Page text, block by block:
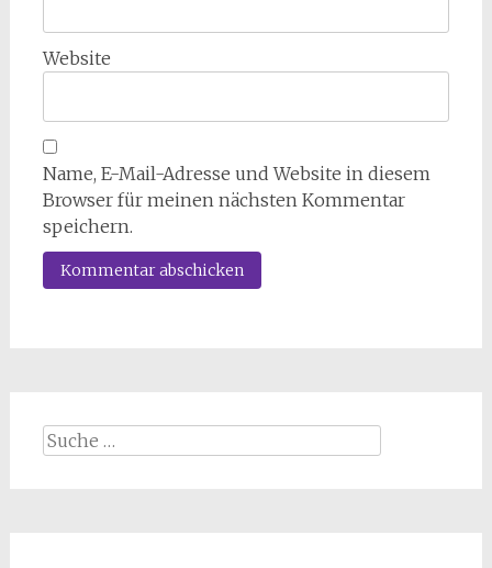
Website
Name, E-Mail-Adresse und Website in diesem
Browser für meinen nächsten Kommentar
speichern.
Suche